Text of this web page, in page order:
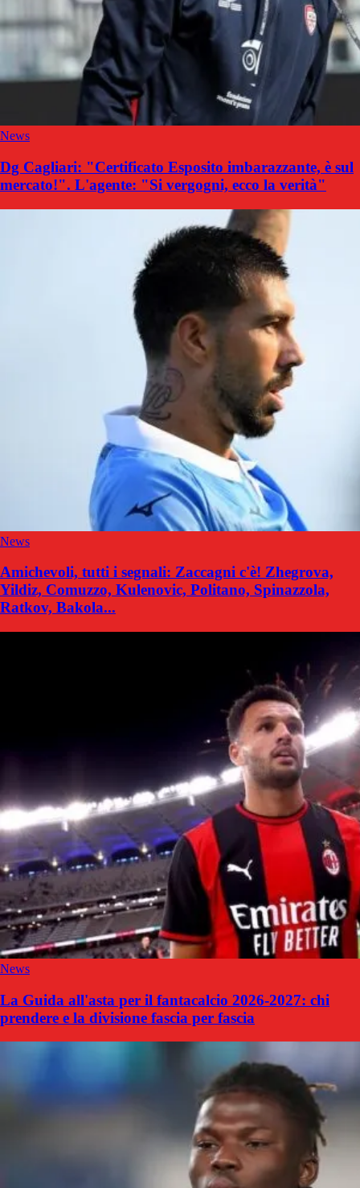
News
Dg Cagliari: "Certificato Esposito imbarazzante, è sul
mercato!". L'agente: "Si vergogni, ecco la verità"
News
Amichevoli, tutti i segnali: Zaccagni c'è! Zhegrova,
Yildiz, Comuzzo, Kulenovic, Politano, Spinazzola,
Ratkov, Bakola...
News
La Guida all'asta per il fantacalcio 2026-2027: chi
prendere e la divisione fascia per fascia